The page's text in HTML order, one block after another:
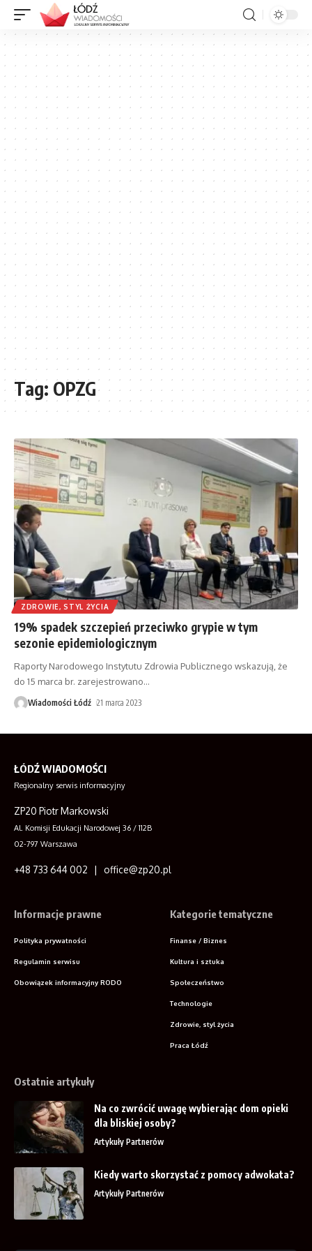
Tag: OPZG
ZDROWIE, STYL ŻYCIA
19% spadek szczepień przeciwko grypie w tym
sezonie epidemiologicznym
Raporty Narodowego Instytutu Zdrowia Publicznego wskazują, że
do 15 marca br. zarejestrowano…
Wiadomości Łódź 21 marca 2023
ŁÓDŹ WIADOMOŚCI
Regionalny serwis informacyjny
ZP20 Piotr Markowski
Al. Komisji Edukacji Narodowej 36 / 112B
02-797 Warszawa
+48 733 644 002 | office@zp20.pl
Informacje prawne
Polityka prywatności
Regulamin serwisu
Obowiązek informacyjny RODO
Kategorie tematyczne
Finanse / Biznes
Kultura i sztuka
Społeczeństwo
Technologie
Zdrowie, styl życia
Praca Łódź
Ostatnie artykuły
Na co zwrócić uwagę wybierając dom opieki
dla bliskiej osoby?
Artykuły Partnerów
Kiedy warto skorzystać z pomocy adwokata?
Artykuły Partnerów